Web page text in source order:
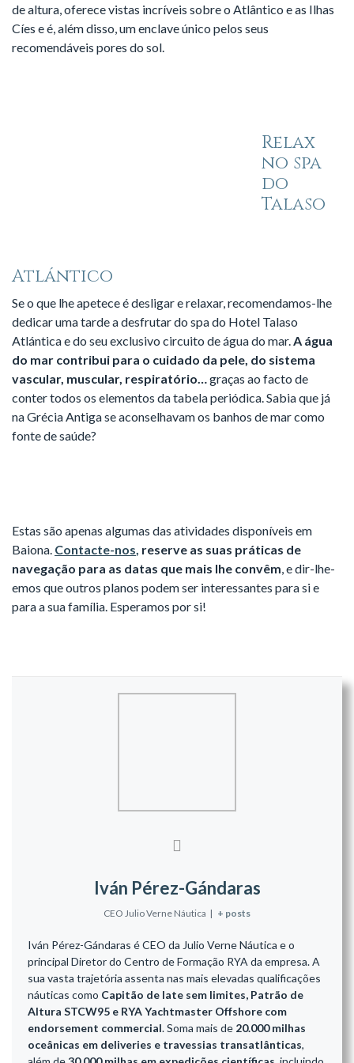
de altura, oferece vistas incríveis sobre o Atlântico e as Ilhas
Cíes e é, além disso, um enclave único pelos seus
recomendáveis pores do sol.
Relax
no spa
do
Talaso
Atlántico
Se o que lhe apetece é desligar e relaxar, recomendamos-lhe
dedicar uma tarde a desfrutar do spa do Hotel Talaso
Atlántica e do seu exclusivo circuito de água do mar.A água
do mar contribui para o cuidado da pele, do sistema
vascular, muscular, respiratório…graças ao facto de
conter todos os elementos da tabela periódica. Sabia que já
na Grécia Antiga se aconselhavam os banhos de mar como
fonte de saúde?
Estas são apenas algumas das atividades disponíveis em
Baiona. Contacte-nos, reserve as suas práticas de
navegação para as datas que mais lhe convêm, e dir-lhe-
emos que outros planos podem ser interessantes para si e
para a sua família. Esperamos por si!
Iván Pérez-Gándaras
CEO Julio Verne Náutica | + posts
Iván Pérez-Gándaras é CEO da Julio Verne Náutica e o
principal Diretor do Centro de Formação RYA da empresa. A
sua vasta trajetória assenta nas mais elevadas qualificações
náuticas como Capitão de Iate sem limites, Patrão de
Altura STCW95 e RYA Yachtmaster Offshore com
endorsement commercial. Soma mais de 20.000 milhas
oceânicas em deliveries e travessias transatlânticas,